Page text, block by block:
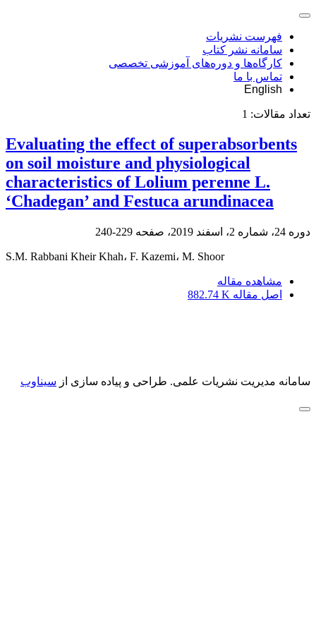
فهرست نشریات
سامانه نشر کتاب
کارگاه‌ها و دوره‌های آموزشی تخصصی
تماس با ما
English
تعداد مقالات: 1
Evaluating the effect of superabsorbents
on soil moisture and physiological
characteristics of Lolium perenne L.
‘Chadegan’ and Festuca arundinacea
دوره 24، شماره 2، اسفند 2019، صفحه 229-240
S.M. Rabbani Kheir Khah، F. Kazemi، M. Shoor
مشاهده مقاله
اصل مقاله 882.74 K
سامانه مدیریت نشریات علمی. طراحی و پیاده سازی از سیناوب